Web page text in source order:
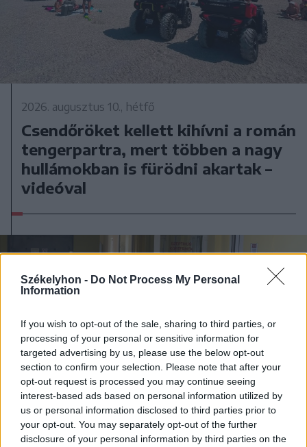
Székelyhon - Do Not Process My Personal
Information
If you wish to opt-out of the sale, sharing to third parties, or
processing of your personal or sensitive information for
targeted advertising by us, please use the below opt-out
section to confirm your selection. Please note that after your
opt-out request is processed you may continue seeing
interest-based ads based on personal information utilized by
us or personal information disclosed to third parties prior to
your opt-out. You may separately opt-out of the further
disclosure of your personal information by third parties on the
2026. augusztus 10., hétfő
Csendőröket kellett kihívni a román
tengerpartra, mert többen a nagy
hullámokban is fürödni akartak –
videóval